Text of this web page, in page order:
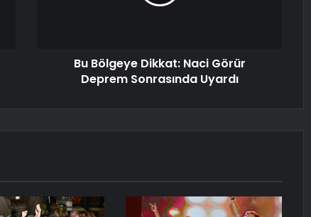
Bu Bölgeye Dikkat: Naci Görür
Deprem Sonrasında Uyardı